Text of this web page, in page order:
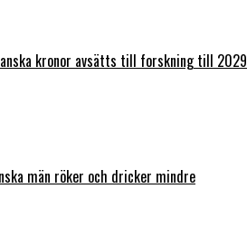
kronor avsätts till forskning till 2029
män röker och dricker mindre